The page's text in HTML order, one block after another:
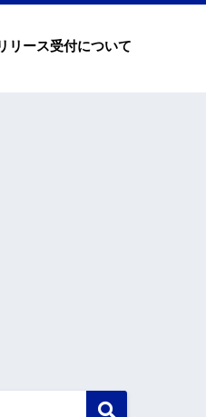
リース受付について